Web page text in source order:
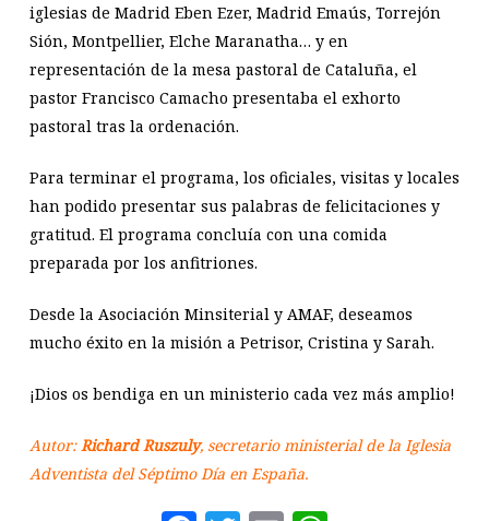
iglesias de Madrid Eben Ezer, Madrid Emaús, Torrejón
Sión, Montpellier, Elche Maranatha… y en
representación de la mesa pastoral de Cataluña, el
pastor Francisco Camacho presentaba el exhorto
pastoral tras la ordenación.
Para terminar el programa, los oficiales, visitas y locales
han podido presentar sus palabras de felicitaciones y
gratitud. El programa concluía con una comida
preparada por los anfitriones.
Desde la Asociación Minsiterial y AMAF, deseamos
mucho éxito en la misión a Petrisor, Cristina y Sarah.
¡Dios os bendiga en un ministerio cada vez más amplio!
Autor: Richard Ruszuly, secretario ministerial de la Iglesia
Adventista del Séptimo Día en España.